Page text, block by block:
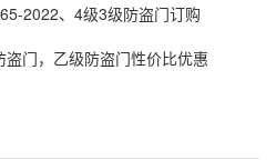
2022、4级3级防盗门订购
门，乙级防盗门性价比优惠